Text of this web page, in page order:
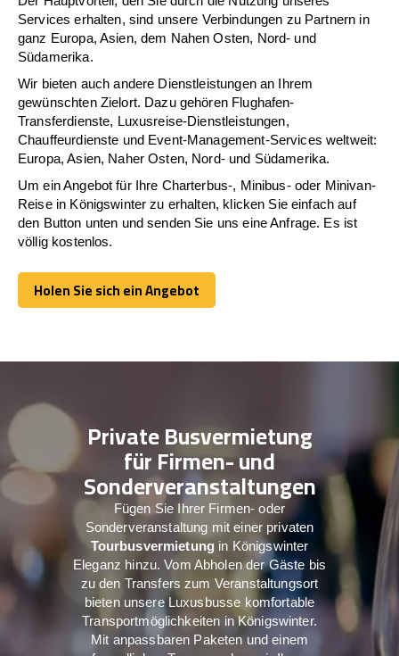
Services erhalten, sind unsere Verbindungen zu Partnern in
ganz Europa, Asien, dem Nahen Osten, Nord- und
Südamerika.
Wir bieten auch andere Dienstleistungen an Ihrem
gewünschten Zielort. Dazu gehören Flughafen-
Transferdienste, Luxusreise-Dienstleistungen,
Chauffeurdienste und Event-Management-Services weltweit:
Europa, Asien, Naher Osten, Nord- und Südamerika.
Um ein Angebot für Ihre Charterbus-, Minibus- oder Minivan-
Reise in Königswinter zu erhalten, klicken Sie einfach auf
den Button unten und senden Sie uns eine Anfrage. Es ist
völlig kostenlos.
Holen Sie sich ein Angebot
Holen Sie sich ein Angebot
Private Busvermietung
für Firmen- und
Sonderveranstaltungen
Fügen Sie Ihrer Firmen- oder
Sonderveranstaltung mit einer privaten
Tourbusvermietung in Königswinter
Eleganz hinzu. Vom Abholen der Gäste bis
zu den Transfers zum Veranstaltungsort
bieten unsere Luxusbusse komfortable
Transportmöglichkeiten in Königswinter.
Mit anpassbaren Paketen und einem